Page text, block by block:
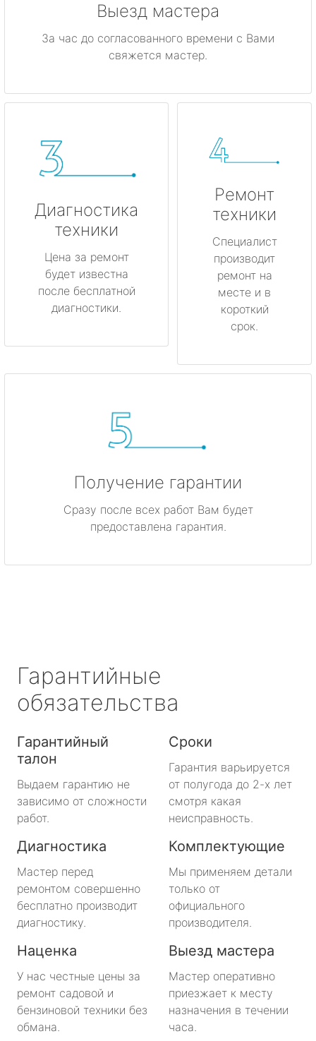
Выезд мастера
За час до согласованного времени с Вами
свяжется мастер.
Диагностика
техники
Цена за ремонт
будет известна
после бесплатной
диагностики.
Ремонт
техники
Специалист
производит
ремонт на
месте и в
короткий
срок.
Получение гарантии
Сразу после всех работ Вам будет
предоставлена гарантия.
Гарантийные
обязательства
Гарантийный
талон
Выдаем гарантию не
зависимо от сложности
работ.
Сроки
Гарантия варьируется
от полугода до 2-х лет
смотря какая
неисправность.
Диагностика
Мастер перед
ремонтом совершенно
бесплатно производит
диагностику.
Комплектующие
Мы применяем детали
только от
официального
производителя.
Наценка
У нас честные цены за
ремонт садовой и
бензиновой техники без
обмана.
Выезд мастера
Мастер оперативно
приезжает к месту
назначения в течении
часа.